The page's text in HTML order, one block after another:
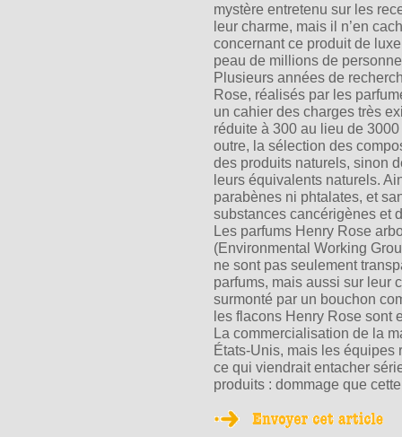
mystère entretenu sur les
leur charme, mais il n’en
concernant ce produit de
peau de millions de
Plusieurs années de
Rose, réalisés par les
un cahier des charges très
réduite à 300 au lieu de
outre, la sélection des
des produits naturels, sinon
leurs équivalents naturels.
parabènes ni phtalates, et
substances cancérigènes et
Les parfums Henry Rose
(Environmental Working
ne sont pas seulement
parfums, mais aussi sur leur
surmonté par un bouchon
les flacons Henry Rose sont
La commercialisation de la
États-Unis, mais les équipes
ce qui viendrait entacher
produits : dommage que